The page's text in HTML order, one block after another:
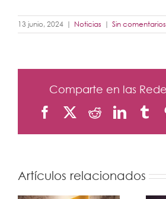
13 junio, 2024 | Noticias | Sin comentarios
Comparte en las
FacebookReddit
Artículos relacionados